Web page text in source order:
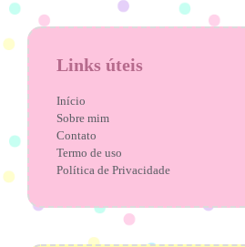
Links úteis
Início
Sobre mim
Contato
Termo de uso
Política de Privacidade